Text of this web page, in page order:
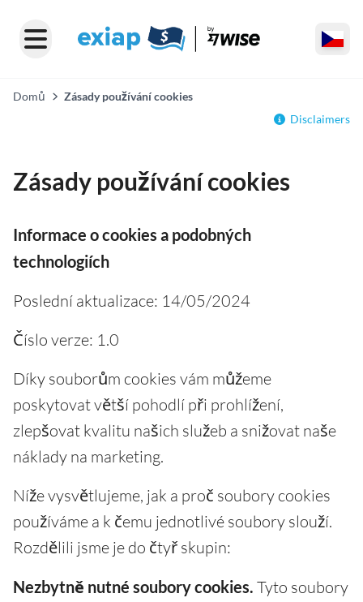
Domů
Zásady používání cookies
Disclaimers
Zásady používání cookies
Informace o cookies a podobných
technologiích
Poslední aktualizace: 14/05/2024
Číslo verze: 1.0
Díky souborům cookies vám můžeme
poskytovat větší pohodlí při prohlížení,
zlepšovat kvalitu našich služeb a snižovat naše
náklady na marketing.
Níže vysvětlujeme, jak a proč soubory cookies
používáme a k čemu jednotlivé soubory slouží.
Rozdělili jsme je do čtyř skupin:
Nezbytně nutné soubory cookies. Tyto soubory